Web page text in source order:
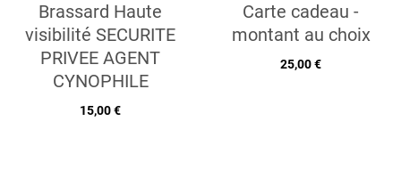
Brassard Haute
visibilité SECURITE
PRIVEE AGENT
CYNOPHILE
15,00 €
Carte cadeau -
montant au choix
25,00 €